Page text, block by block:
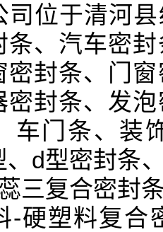
司位于清河
条、汽车密
密封条、门
密封条、发
车门条、装
、d型密封条
三复合密封
-硬塑料复合